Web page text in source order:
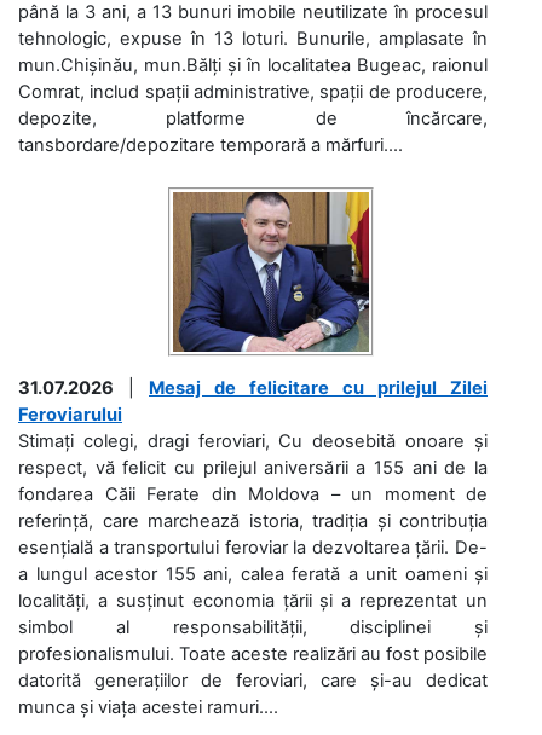
până la 3 ani, a 13 bunuri imobile neutilizate în procesul
tehnologic, expuse în 13 loturi. Bunurile, amplasate în
mun.Chișinău, mun.Bălți și în localitatea Bugeac, raionul
Comrat, includ spații administrative, spații de producere,
depozite, platforme de încărcare,
tansbordare/depozitare temporară a mărfuri....
31.07.2026
Mesaj de felicitare cu prilejul Zilei
Feroviarului
Stimați colegi, dragi feroviari, Cu deosebită onoare și
respect, vă felicit cu prilejul aniversării a 155 ani de la
fondarea Căii Ferate din Moldova – un moment de
referință, care marchează istoria, tradiția și contribuția
esențială a transportului feroviar la dezvoltarea țării. De-
a lungul acestor 155 ani, calea ferată a unit oameni și
localități, a susținut economia țării și a reprezentat un
simbol al responsabilității, disciplinei și
profesionalismului. Toate aceste realizări au fost posibile
datorită generațiilor de feroviari, care și-au dedicat
munca și viața acestei ramuri....